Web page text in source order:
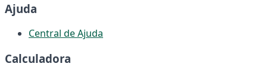
Ajuda
Central de Ajuda
Calculadora